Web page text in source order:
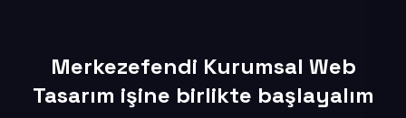
Merkezefendi Kurumsal Web
Tasarım işine birlikte başlayalım